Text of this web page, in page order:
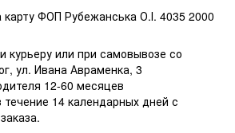
ФОП Рубежанська О.І. 4035 2000
или при самовывозе со
ул. Ивана Авраменка, 3
12-60 месяцев
14 календарных дней с